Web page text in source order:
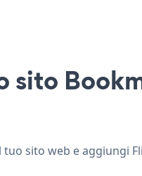
sito web e aggiungi